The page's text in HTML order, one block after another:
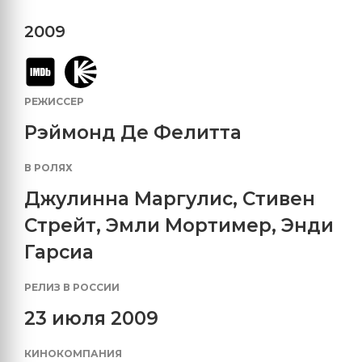
2009
РЕЖИССЕР
Рэймонд Де Фелитта
В РОЛЯХ
Джулинна Маргулис, Стивен
Стрейт, Эмли Мортимер, Энди
Гарсиа
РЕЛИЗ В РОССИИ
23 июля 2009
КИНОКОМПАНИЯ